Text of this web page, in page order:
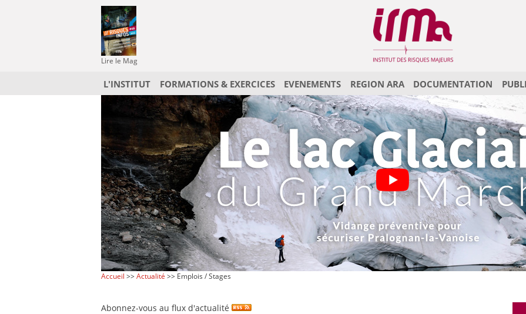
Lire le Mag
L'INSTITUT FORMATIONS & EXERCICES EVENEMENTS REGION ARA DOCUMENTATION
Accueil >>Actualité >> Emplois / Stages
Abonnez-vous au flux d'actualité